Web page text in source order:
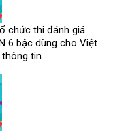
chức thi đánh giá
6 bậc dùng cho Việt
tin